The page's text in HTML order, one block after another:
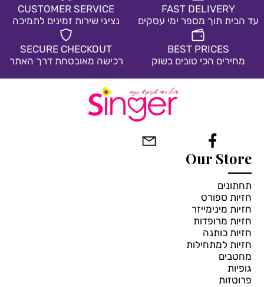
בחרי צבע:
בז'
FAST DELIVERY
עד הבית תוך מספר ימי עסקים
CUSTOMER SERVICE
נציגי שירות זמינים לתמיכה
BEST PRICES
מחירים הכי טובים בשוק
SECURE CHECKOUT
רכישה מאובטחת דרך האתר
Our Store
תחתונים
חזיות ספורט
חזיות מינימייזר
חזיות מרופדות
חזיות כותנה
חזיות למתחילות
מחטבים
גופיות
פרוטזות